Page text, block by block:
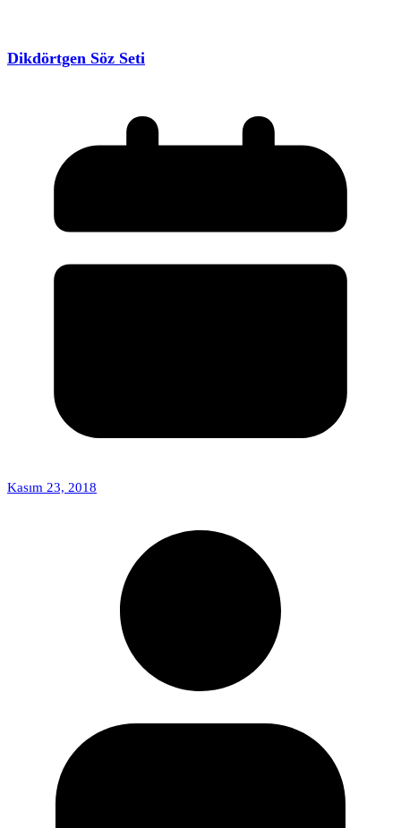
Dikdörtgen Söz Seti
Kasım 23, 2018